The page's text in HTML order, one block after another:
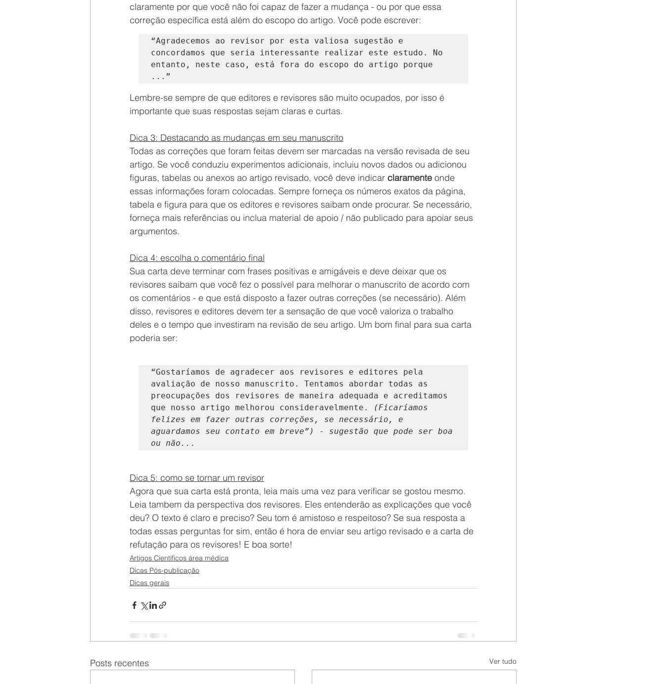
claramente por que você não foi capaz de fazer a mudança - ou por que essa
correção específica está além do escopo do artigo. Você pode escrever:
“Agradecemos ao revisor por esta valiosa sugestão e
concordamos que seria interessante realizar este estudo. No
entanto, neste caso, está fora do escopo do artigo porque
...”
Lembre-se sempre de que editores e revisores são muito ocupados, por isso é
importante que suas respostas sejam claras e curtas.
Dica 3: Destacando as mudanças em seu manuscrito
Todas as correções que foram feitas devem ser marcadas na versão revisada de seu
artigo. Se você conduziu experimentos adicionais, incluiu novos dados ou adicionou
figuras, tabelas ou anexos ao artigo revisado, você deve indicar claramente onde
essas informações foram colocadas. Sempre forneça os números exatos da página,
tabela e figura para que os editores e revisores saibam onde procurar. Se necessário,
forneça mais referências ou inclua material de apoio / não publicado para apoiar seus
argumentos.
Dica 4: escolha o comentário final
Sua carta deve terminar com frases positivas e amigáveis ​​e deve deixar que os
revisores saibam que você fez o possível para melhorar o manuscrito de acordo com
os comentários - e que está disposto a fazer outras correções (se necessário). Além
disso, revisores e editores devem ter a sensação de que você valoriza o trabalho
deles e o tempo que investiram na revisão de seu artigo. Um bom final para sua carta
poderia ser:
“Gostaríamos de agradecer aos revisores e editores pela
avaliação de nosso manuscrito. Tentamos abordar todas as
preocupações dos revisores de maneira adequada e acreditamos
que nosso artigo melhorou consideravelmente.
(Ficaríamos
felizes em fazer outras correções, se necessário, e
aguardamos seu contato em breve”)
- sugestão que pode ser boa
ou não...
Dica 5: como se tornar um revisor
Agora que sua carta está pronta, leia mais uma vez para verificar se gostou mesmo.
Leia tambem da perspectiva dos revisores. Eles entenderão as explicações que você
deu? O texto é claro e preciso? Seu tom é amistoso e respeitoso? Se sua resposta a
todas essas perguntas for sim, então é hora de enviar seu artigo revisado e a carta de
refutação para os revisores! E boa sorte!
Artigos Científicos área médica
Dicas Pós-publicação
Dicas gerais
Posts recentes Ver tudo